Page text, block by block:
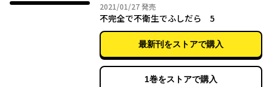
2021/01/272021年01月27日
発売
不完全で不衛生でふしだら 5
最新刊をストアで購入
1巻をストアで購入